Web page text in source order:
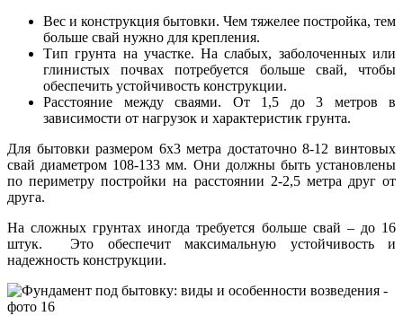
Вес и конструкция бытовки. Чем тяжелее постройка, тем
больше свай нужно для крепления.
Тип грунта на участке. На слабых, заболоченных или
глинистых почвах потребуется больше свай, чтобы
обеспечить устойчивость конструкции.
Расстояние между сваями. От 1,5 до 3 метров в
зависимости от нагрузок и характеристик грунта.
Для бытовки размером 6х3 метра достаточно 8-12 винтовых
свай диаметром 108-133 мм. Они должны быть установлены
по периметру постройки на расстоянии 2-2,5 метра друг от
друга.
На сложных грунтах иногда требуется больше свай – до 16
штук. Это обеспечит максимальную устойчивость и
надежность конструкции.